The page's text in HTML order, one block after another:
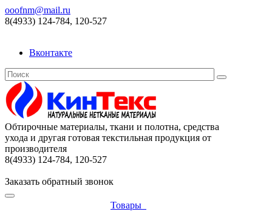
ooofnm@mail.ru
8(4933) 124-784, 120-527
Вконтакте
Обтирочные материалы, ткани и полотна, средства
ухода и другая готовая текстильная продукция от
производителя
8(4933) 124-784, 120-527
Заказать обратный звонок
Товары